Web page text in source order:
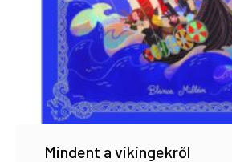
Mindent a vikingekről